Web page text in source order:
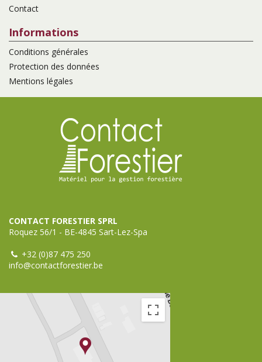
Contact
Informations
Conditions générales
Protection des données
Mentions légales
CONTACT FORESTIER SPRL
Roquez 56/1 - BE-4845 Sart-Lez-Spa
+32 (0)87 475 250
info@contactforestier.be